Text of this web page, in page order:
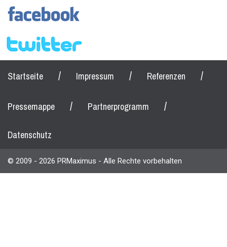
Startseite / Impressum / Referenzen /
Pressemappe / Partnerprogramm /
Datenschutz
© 2009 - 2026 PRMaximus - Alle Rechte vorbehalten